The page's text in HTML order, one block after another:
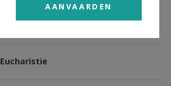
Eucharistie
AANVAARDEN